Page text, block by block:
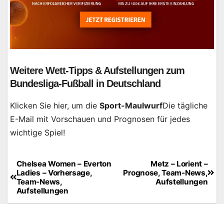
Weitere Wett-Tipps & Aufstellungen zum
Bundesliga-Fußball in Deutschland
Klicken Sie hier, um die Sport-MaulwurfDie tägliche
E-Mail mit Vorschauen und Prognosen für jedes
wichtige Spiel!
Beitragsnavigation
Metz – Lorient –
Prognose, Team-News,
Aufstellungen
Chelsea Women – Everton
Ladies – Vorhersage,
Team-News,
Aufstellungen